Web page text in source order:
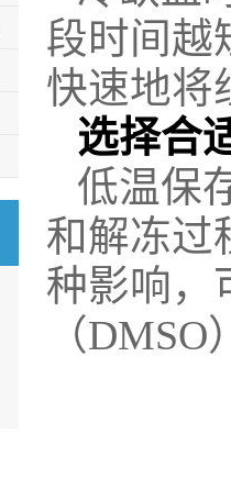
段时间越
快速地将
选择合
低温保
和解冻过
种影响，
（